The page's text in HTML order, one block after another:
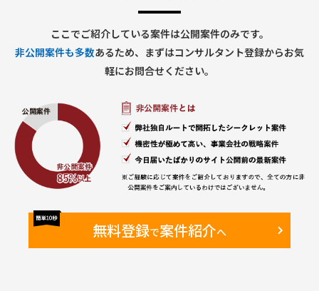
ここでご紹介している案件は公開案件のみです。
非公開案件も多数あるため、まずはコンサルタント登録からお気
軽にお問合せください。
無料登録で案件紹介へ